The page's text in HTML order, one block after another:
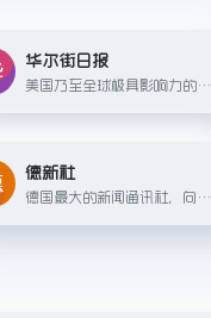
华尔街日报
美国乃至全球极具影响力的财经新闻媒体，同时也关注政治、科技和社会等领域。
德新社
德国最大的新闻通讯社，向全球媒体提供新闻内容